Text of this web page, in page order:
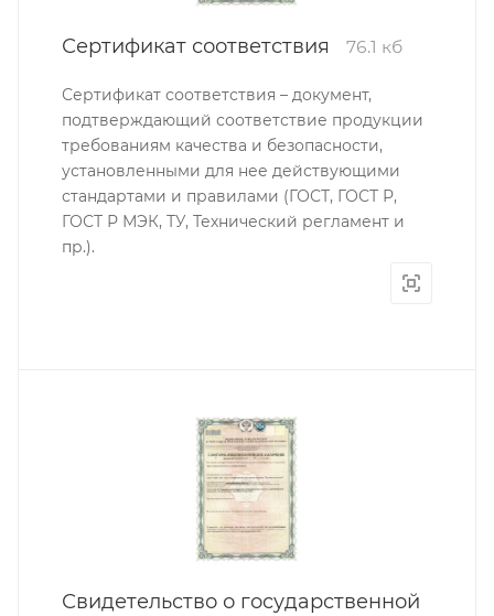
Сертификат соответствия 76.1 кб
Сертификат соответствия – документ,
подтверждающий соответствие продукции
требованиям качества и безопасности,
установленными для нее действующими
стандартами и правилами (ГОСТ, ГОСТ Р,
ГОСТ Р МЭК, ТУ, Технический регламент и
пр.).
Свидетельство о государственной